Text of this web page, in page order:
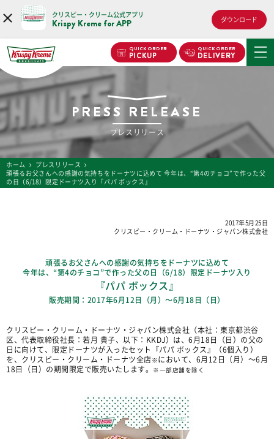
クリスピー・クリーム公式アプリ
Krispy Kreme for APP ダウンロード
QUICK ORDER
PICKUP
QUICK ORDER
DELIVERY
PRESS RELEASE
プレスリリース
ホーム
プレスリリース
頑張るお父さんへの感謝の気持ちをドーナツに込めて 今年は、“第4のチョコ”で作った父
の日（6/18）限定ドーナツ入り『パパ ボックス』
2017年5月25日
クリスピー・クリーム・ドーナツ・ジャパン株式会社
頑張るお父さんへの感謝の気持ちをドーナツに込めて
今年は、“第4のチョコ”で作った父の日（6/18）限定ドーナツ入り
『パパ ボックス』
販売期間：2017年6月12日（月）〜6月18日（日）
クリスピー・クリーム・ドーナツ・ジャパン株式会社（本社：東京都渋谷
区、代表取締役社長：若月 貴子、以下：KKDJ）は、6月18日（日）の父の
日に向けて、限定ドーナツが入ったセット『パパ ボックス』（6個入り）
を、クリスピー・クリーム・ドーナツ全店 ※ において、6月12日（月）〜6月
18日（日）の期間限定で販売いたします。
※一部店舗を除く